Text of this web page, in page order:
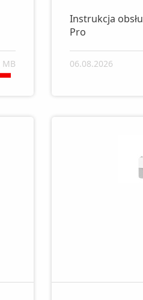
MB
Instrukcja
Pro
06.08.2026